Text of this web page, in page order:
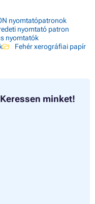
nyomtatópatronok
nyomtató patron
nyomtatók
Fehér xerográfiai papír
Keressen minket!